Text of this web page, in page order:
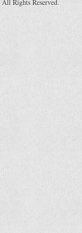
Rights Reserved.